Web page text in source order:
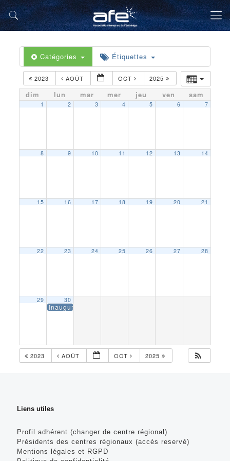
Catégories Étiquettes
2023 AOÛT OCT 2025
dim lun mar mer jeu ven sam
1 2 3 4 5 6 7
8 9 10 11 12 13 14
15 16 17 18 19 20 21
22 23 24 25 26 27 28
29 30
Inauguration des nouveaux luminaires – Lampertheim
2023 AOÛT OCT 2025
Liens utiles
Profil adhérent (changer de centre régional)
Présidents des centres régionaux (accès reservé)
Mentions légales et RGPD